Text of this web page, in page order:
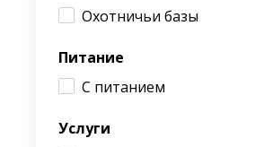
Охотничьи базы
Питание
С питанием
Услуги